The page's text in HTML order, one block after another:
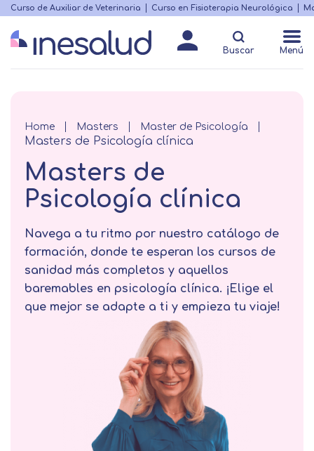
Skip
main
content
Menú
destacado
Curso de Auxiliar de Veterinaria Curso en Fisioterapia Neurológica
Buscar Menú
Breadcrumb
Home Masters Master de Psicología
Masters de Psicología clínica
Masters de
Psicología clínica
Navega a tu ritmo por nuestro catálogo de
formación, donde te esperan los cursos de
sanidad más completos y aquellos
baremables en psicología clínica. ¡Elige el
que mejor se adapte a ti y empieza tu viaje!
Matricularme